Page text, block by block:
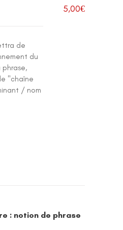
5,00€
de
du
"chaîne
/ nom
: notion de phrase